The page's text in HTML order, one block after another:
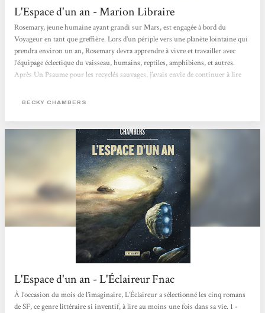
L'Espace d'un an - Marion Libraire
Rosemary, jeune humaine ayant grandi sur Mars, est engagée à bord du
Voyageur en tant que greffière. Lors d’un périple vers une planète lointaine qui
prendra environ un an, Rosemary devra apprendre à vivre et travailler avec
l’équipage éclectique du vaisseau, humains, reptiles, amphibiens, et autres.
Après Un Psaume pour les recyclés sauvages, j’avais envie de continuer à lire
joyau que j’avais déjà lu en 2018, mais dont je ne me souvenais pas vraiment
BECKY CHAMBERS
L'Espace d'un an - L'Éclaireur Fnac
À l’occasion du mois de l’imaginaire, L’Éclaireur a sélectionné les cinq romans
de SF, ce genre littéraire si inventif, à lire au moins une fois dans sa vie. 1 -